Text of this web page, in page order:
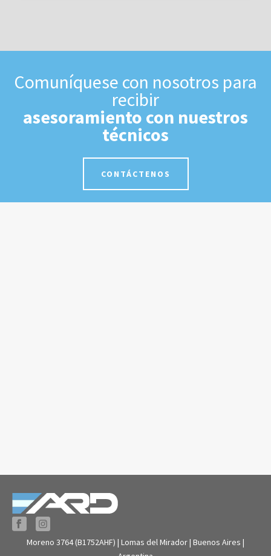
Comuníquese con nosotros para
recibir
asesoramiento con nuestros
técnicos
CONTÁCTENOS
Moreno 3764 (B1752AHF) | Lomas del Mirador | Buenos Aires |